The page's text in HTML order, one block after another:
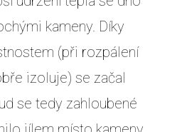
kameny. Díky
(při rozpálení
izoluje) se začal
se tedy zahloubené